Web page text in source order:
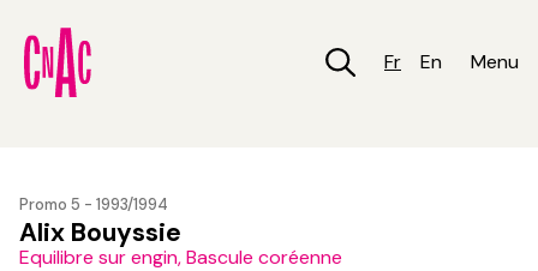
contenu
principal
Fr En Menu
Promo 5 - 1993/1994
Alix Bouyssie
Equilibre sur engin, Bascule coréenne